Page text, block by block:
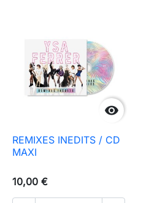

REMIXES INEDITS / CD
MAXI
10,00 €